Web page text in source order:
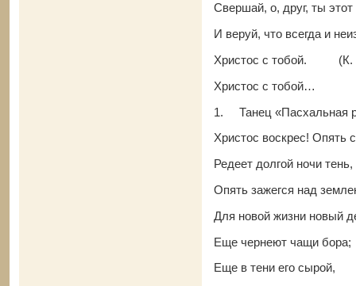
Свершай, о, друг, ты этот
И веруй, что всегда и
Христос с тобой. (К.
Христос с тобой…
1.
Танец
Христос воскрес! Опять
Редеет долгой ночи тень,
Опять зажегся над
Для новой жизни новый
Еще чернеют чащи бора;
Еще в тени его сырой,